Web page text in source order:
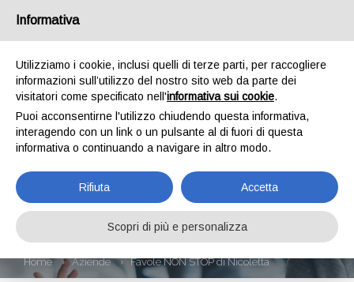
FAVOLE NON STOP
DI NICOLETTA
Home Aziende Favole NON STOP di Nicoletta
Informativa
Utilizziamo i cookie, inclusi quelli di terze parti, per raccogliere
informazioni sull’utilizzo del nostro sito web da parte dei
visitatori come specificato nell'informativa sui cookie.
Puoi acconsentirne l'utilizzo chiudendo questa informativa,
interagendo con un link o un pulsante al di fuori di questa
informativa o continuando a navigare in altro modo.
Rifiuta Accetta
Scopri di più e personalizza